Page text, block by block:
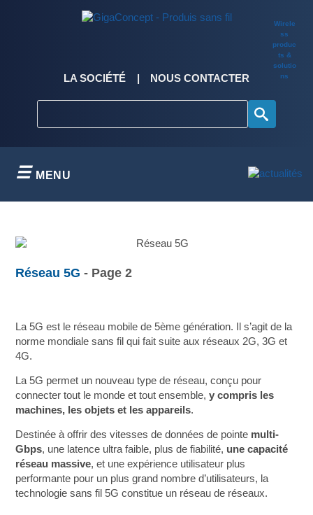
Wirele
ss
produc
ts &
solutio
ns
LA SOCIÉTÉ NOUS CONTACTER
MENU
Réseau 5G - Page 2
La 5G est le réseau mobile de 5ème génération. Il s’agit de la
norme mondiale sans fil qui fait suite aux réseaux 2G, 3G et
4G.
La 5G permet un nouveau type de réseau, conçu pour
connecter tout le monde et tout ensemble,y compris les
machines, les objets et les appareils.
Destinée à offrir des vitesses de données de pointe multi-
Gbps, une latence ultra faible, plus de fiabilité, une capacité
réseau massive, et une expérience utilisateur plus
performante pour un plus grand nombre d’utilisateurs, la
technologie sans fil 5G constitue un réseau de réseaux.